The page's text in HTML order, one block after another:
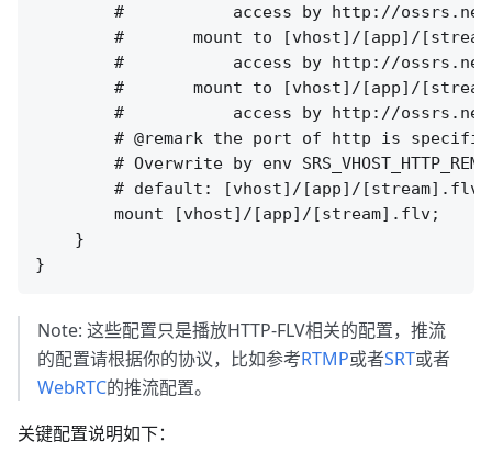
#           access by http://
#       mount to [vhost]/[app]/
#           access by http://
#       mount to [vhost]/[app]/
#           access by http://
# @remark the port of http is
# Overwrite by env
        # default: [vhost]/[app]/[stream].flv
        mount [vhost]/[app]/[stream].flv;
    }
Note: 这些配置只是播放HTTP-FLV相关的配置，推流
的配置请根据你的协议，比如参考RTMP或者SRT或者
WebRTC的推流配置。
关键配置说明如下：